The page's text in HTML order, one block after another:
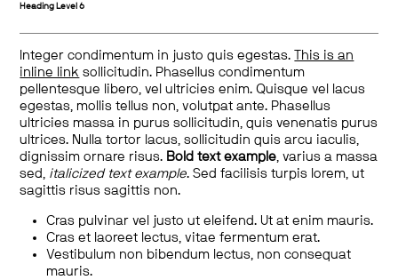
Heading Level 6
Integer condimentum in justo quis egestas.
This is an
inline link sollicitudin. Phasellus condimentum
pellentesque libero, vel ultricies enim. Quisque vel lacus
egestas, mollis tellus non, volutpat ante. Phasellus
ultricies massa in purus sollicitudin, quis venenatis purus
ultrices. Nulla tortor lacus, sollicitudin quis arcu iaculis,
dignissim ornare risus. Bold text example, varius a massa
sed, italicized text example. Sed facilisis turpis lorem, ut
sagittis risus sagittis non.
Cras pulvinar vel justo ut eleifend. Ut at enim mauris.
Cras et laoreet lectus, vitae fermentum erat.
Vestibulum non bibendum lectus, non consequat
mauris.